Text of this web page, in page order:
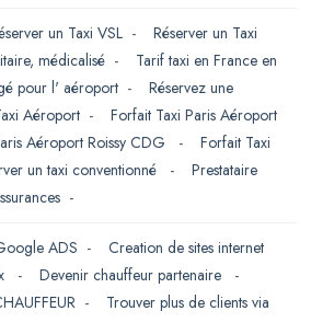
un Taxi VSL - Réserver un Taxi
médicalisé - Tarif taxi en France en
pour l' aéroport - Réservez une
Aéroport - Forfait Taxi Paris Aéroport
Aéroport Roissy CDG - Forfait Taxi
un taxi conventionné - Prestataire
-
ADS - Creation de sites internet
- Devenir chauffeur partenaire
-
- Trouver plus de clients via